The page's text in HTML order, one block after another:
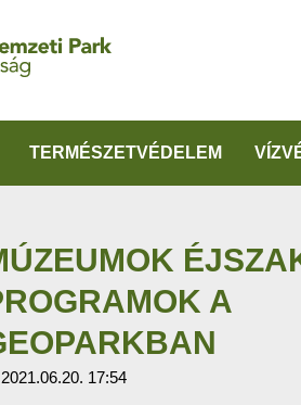
TERMÉSZETVÉDELEM
A
2021.06.20. 17:54